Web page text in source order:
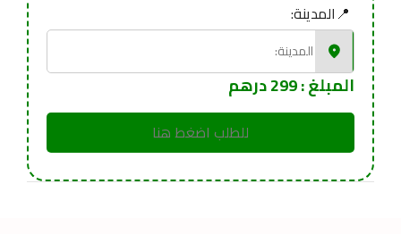
المدينة:
المبلغ : 299 درهم